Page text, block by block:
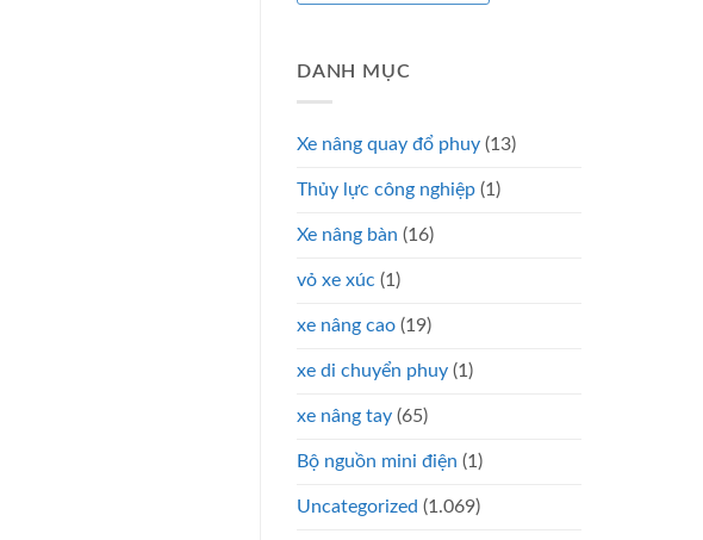
DANH MỤC
Xe nâng quay đổ phuy (13)
Thủy lực công nghiệp (1)
Xe nâng bàn (16)
vỏ xe xúc (1)
xe nâng cao (19)
xe di chuyển phuy (1)
xe nâng tay (65)
Bộ nguồn mini điện (1)
Uncategorized (1.069)